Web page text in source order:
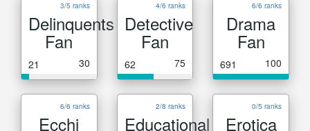
3/5 ranks
Delinquents
Fan
21 30
4/6 ranks
Detective
Fan
62 75
6/6 ranks
Drama
Fan
691 100
6/6 ranks
Ecchi
2/8 ranks
Educational
0/5 ranks
Erotica